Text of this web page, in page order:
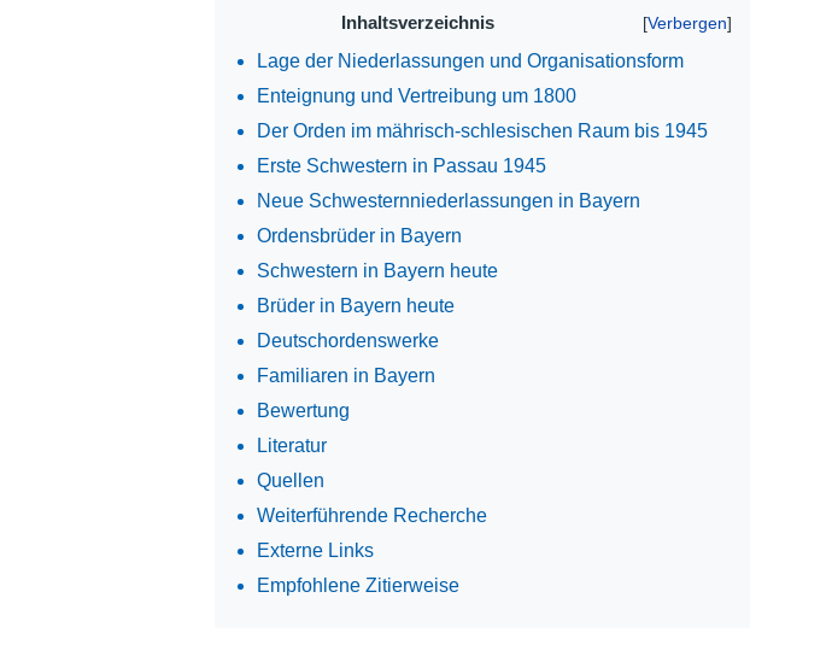
Inhaltsverzeichnis
Lage der Niederlassungen und Organisationsform
Enteignung und Vertreibung um 1800
Der Orden im mährisch-schlesischen Raum bis 1945
Erste Schwestern in Passau 1945
Neue Schwesternniederlassungen in Bayern
Ordensbrüder in Bayern
Schwestern in Bayern heute
Brüder in Bayern heute
Deutschordenswerke
Familiaren in Bayern
Bewertung
Literatur
Quellen
Weiterführende Recherche
Externe Links
Empfohlene Zitierweise